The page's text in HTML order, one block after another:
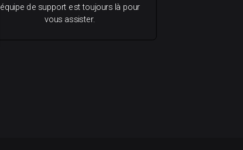
équipe de support est toujours là pour
vous assister.